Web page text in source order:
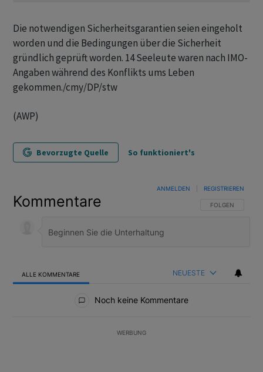
Die notwendigen Sicherheitsgarantien seien eingeholt
worden und die Bedingungen über die Sicherheit
gründlich geprüft worden. 14 Seeleute waren nach IMO-
Angaben während des Konflikts ums Leben
gekommen./cmy/DP/stw
(AWP)
Bevorzugte Quelle So funktioniert's
Kommentare FOLGE DIESER
FOLGEN
ANMELDEN REGISTRIEREN
ALLE KOMMENTARE NEUESTE
Noch keine Kommentare
WERBUNG